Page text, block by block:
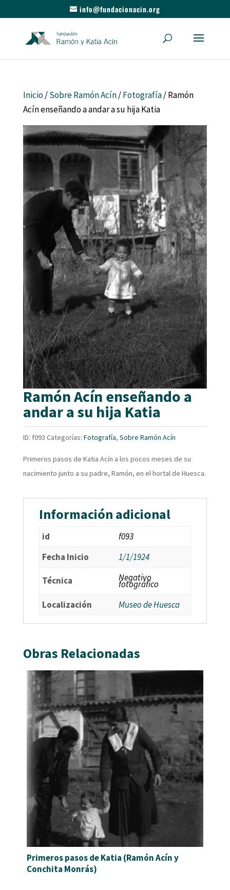
info@fundacionacin.org
Inicio/Sobre Ramón Acín/Fotografía/ Ramón
Acín enseñando a andar a su hija Katia
Ramón Acín enseñando a
andar a su hija Katia
ID: f093 Categorías: Fotografía, Sobre Ramón Acín
Primeros pasos de Katia Acín a los pocos meses de su
nacimiento junto a su padre, Ramón, en el hortal de Huesca.
Información adicional
id
f093
Fecha Inicio
1/1/1924
Técnica Negativo
fotográfico
Localización
Museo de Huesca
Obras Relacionadas
Primeros pasos de Katia (Ramón Acín y
Conchita Monrás)